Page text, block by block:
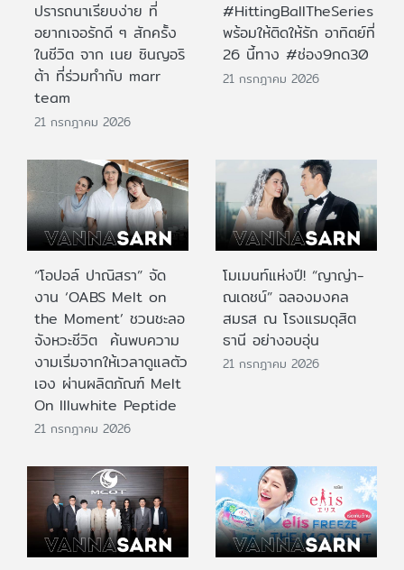
ปรารถนาเรียบง่าย ที่
อยากเจอรักดี ๆ สักครั้ง
ในชีวิต จาก เนย ซินญอริ
ต้า ที่ร่วมทำกับ marr
team
21 กรกฎาคม 2026
#HittingBallTheSeries
พร้อมให้ติดให้รัก อาทิตย์ที่
26 นี้ทาง #ช่อง9กด30
21 กรกฎาคม 2026
“โอปอล์ ปาณิสรา” จัด
งาน ‘OABS Melt on
the Moment’ ชวนชะลอ
จังหวะชีวิต ค้นพบความ
งามเริ่มจากให้เวลาดูแลตัว
เอง ผ่านผลิตภัณฑ์ Melt
On Illuwhite Peptide
21 กรกฎาคม 2026
โมเมนท์แห่งปี! “ญาญ่า-
ณเดชน์” ฉลองมงคล
สมรส ณ โรงแรมดุสิต
ธานี อย่างอบอุ่น
21 กรกฎาคม 2026